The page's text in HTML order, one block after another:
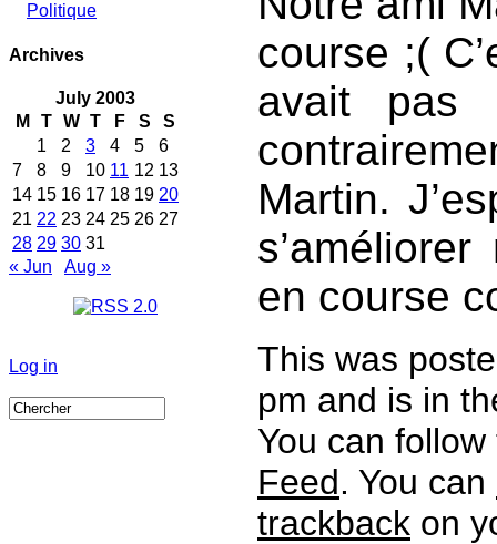
Politique
Archives
July 2003
M
T W T F S
S
1
2 3 4 5
6
7
8 9 10 11 12 13
14 15 16 17 18 19 20
21 22 23 24 25 26 27
28 29 30 31
« Jun
Aug »
Log in
course ;(
avait pas
Martin.
en course
This was
pm and is in
You can
Feed. You can
trackback on